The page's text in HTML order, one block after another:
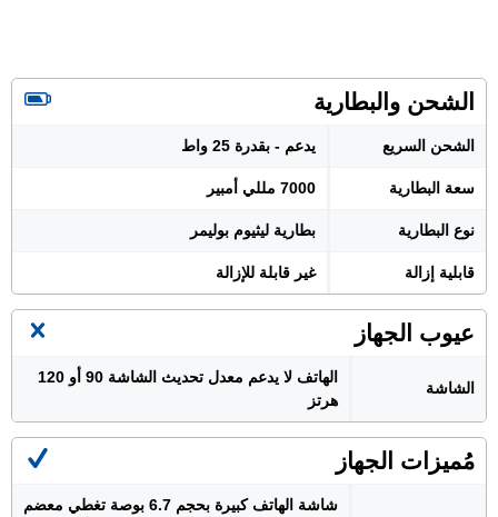
الشحن والبطارية
الشحن السريع يدعم - بقدرة 25 واط
سعة البطارية 7000 مللي أمبير
نوع البطارية بطارية ليثيوم بوليمر
قابلية إزالة غير قابلة للإزالة
عيوب الجهاز
الشاشة
الهاتف لا يدعم معدل تحديث الشاشة 90 أو 120
هرتز
مُميزات الجهاز
شاشة الهاتف كبيرة بحجم 6.7 بوصة تغطي معضم